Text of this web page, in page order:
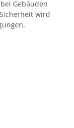
Gebäuden
wird